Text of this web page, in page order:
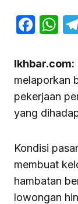
Ikhbar.com:
melaporkan
pekerjaan
yang
Kondisi pasar
membuat
hambatan
lowongan